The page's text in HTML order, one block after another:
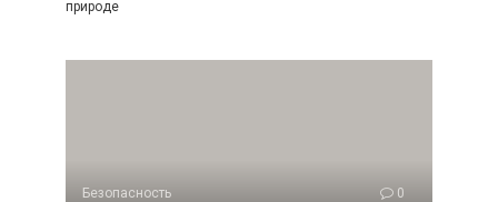
природе
Безопасность 0